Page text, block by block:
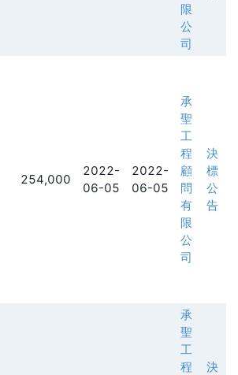
限
公
司
254,000
2022-
06-05
2022-
06-05
承
聖
工
程
顧
問
有
限
公
司
決
標
公
告
承
聖
工
程
決